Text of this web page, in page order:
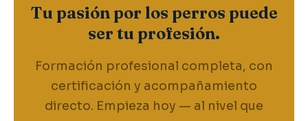
Tu pasión por los perros puede
ser tu profesión.
Formación profesional completa, con
certificación y acompañamiento
directo. Empieza hoy — al nivel que